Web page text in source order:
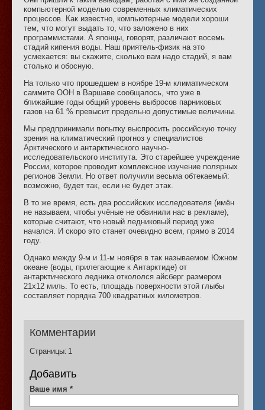
компьютерной моделью современных климатических
процессов. Как известно, компьютерные модели хороши
тем, что могут выдать то, что заложено в них
программистами. А японцы, говорят, различают восемь
стадий кипения воды. Наш приятель-физик на это
усмехается: вы скажите, сколько вам надо стадий, я вам
столько и обосную.
На только что прошедшем в ноябре 19-м климатическом
саммите ООН в Варшаве сообщалось, что уже в
ближайшие годы общий уровень выбросов парниковых
газов на 61 % превысит предельно допустимые величины.
Мы предпринимали попытку выспросить российскую точку
зрения на климатический прогноз у специалистов
Арктического и антарктического научно-
исследовательского института. Это старейшее учреждение
России, которое проводит комплексное изучение полярных
регионов Земли. Но ответ получили весьма обтекаемый:
возможно, будет так, если не будет этак.
В то же время, есть два российских исследователя (имён
не называем, чтобы учёные не обвинили нас в рекламе),
которые считают, что новый ледниковый период уже
начался. И скоро это станет очевидно всем, прямо в 2014
году.
Однако между 9-м и 11-м ноября в так называемом Южном
океане (воды, прилегающие к Антарктиде) от
антарктического ледника откололся айсберг размером
21х12 миль. То есть, площадь поверхности этой глыбы
составляет порядка 700 квадратных километров.
Комментарии
Страницы: 1
Добавить
Ваше имя *